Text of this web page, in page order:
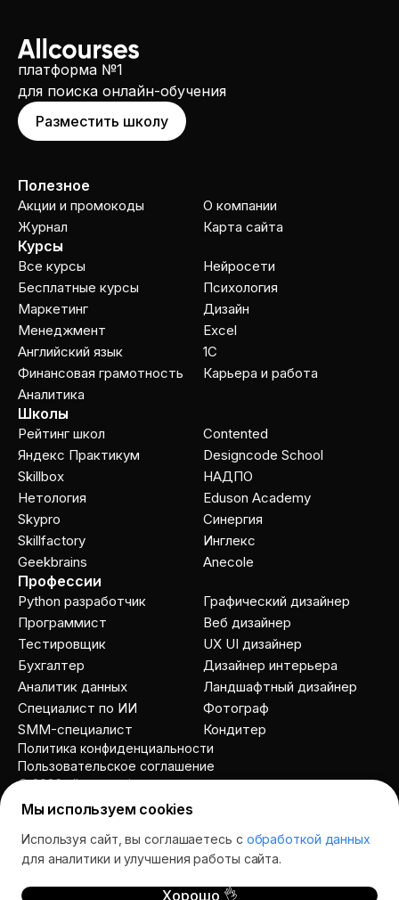
платформа №1
для поиска онлайн-обучения
Разместить школу
Полезное
Акции и промокоды
Журнал
О компании
Карта сайта
Курсы
Все курсы
Бесплатные курсы
Маркетинг
Менеджмент
Английский язык
Финансовая грамотность
Аналитика
Нейросети
Психология
Дизайн
Excel
1C
Карьера и работа
Школы
Рейтинг школ
Яндекс Практикум
Skillbox
Нетология
Skypro
Skillfactory
Geekbrains
Contented
Designcode School
НАДПО
Eduson Academy
Cинергия
Инглекс
Anecole
Профессии
Python разработчик
Программист
Тестировщик
Бухгалтер
Аналитик данных
Специалист по ИИ
SMM-специалист
Графический дизайнер
Веб дизайнер
UX UI дизайнер
Дизайнер интерьера
Ландшафтный дизайнер
Фотограф
Кондитер
© 2026 allcourses.io
Пользовательское соглашение
Политика конфиденциальности
Мы используем cookies
Используя сайт, вы соглашаетесь с обработкой данных
для аналитики и улучшения работы сайта.
Хорошо 👌